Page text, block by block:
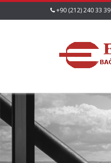
+90 (212) 240 33 39